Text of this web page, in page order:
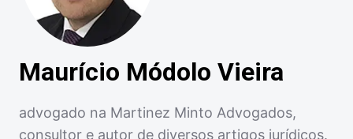
Maurício Módolo Vieira
advogado na Martinez Minto Advogados,
consultor e autor de diversos artigos jurídicos.